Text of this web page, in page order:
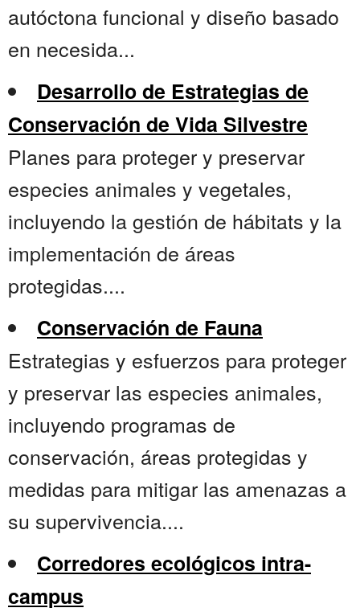
autóctona funcional y diseño basado
en necesida...
Desarrollo de Estrategias de
Conservación de Vida Silvestre
Planes para proteger y preservar
especies animales y vegetales,
incluyendo la gestión de hábitats y la
implementación de áreas
protegidas....
Conservación de Fauna
Estrategias y esfuerzos para proteger
y preservar las especies animales,
incluyendo programas de
conservación, áreas protegidas y
medidas para mitigar las amenazas a
su supervivencia....
Corredores ecológicos intra-
campus